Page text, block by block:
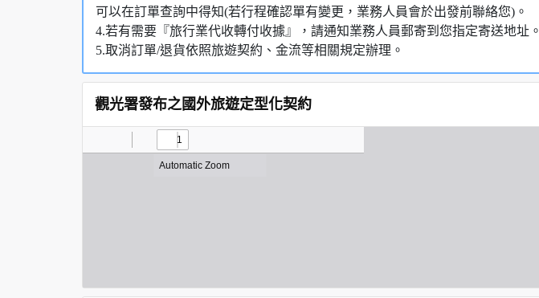
可以在訂單查詢中得知(若行程確認單有變更，業務人員會於出發前聯絡您)。
4.若有需要『旅行業代收轉付收據』，請通知業務人員郵寄到您指定寄送地址。
5.取消訂單/退貨依照旅遊契約、金流等相關規定辦理。
觀光署發布之國外旅遊定型化契約